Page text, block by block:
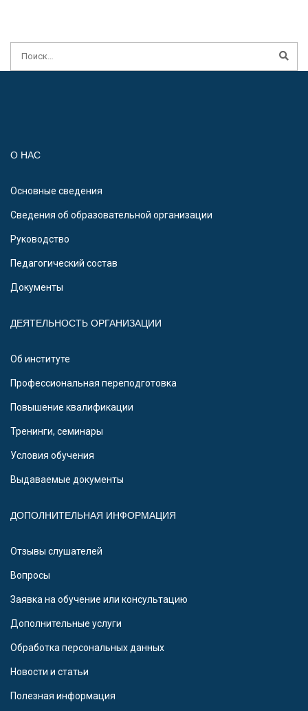
О НАС
Основные сведения
Сведения об образовательной организации
Руководство
Педагогический состав
Документы
ДЕЯТЕЛЬНОСТЬ ОРГАНИЗАЦИИ
Об институте
Профессиональная переподготовка
Повышение квалификации
Тренинги, семинары
Условия обучения
Выдаваемые документы
ДОПОЛНИТЕЛЬНАЯ ИНФОРМАЦИЯ
Отзывы слушателей
Вопросы
Заявка на обучение или консультацию
Дополнительные услуги
Обработка персональных данных
Новости и статьи
Полезная информация